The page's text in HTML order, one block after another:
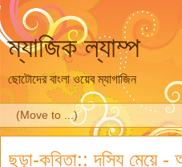
ম্যাজিক ল্যাম্প
ছোটোদের বাংলা ওয়েব ম্যাগাজিন
ছড়া-কবিতা:: দস্যি মেয়ে -